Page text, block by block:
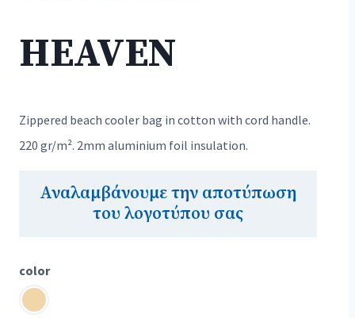
HEAVEN
Zippered beach cooler bag in cotton with cord handle.
220 gr/m². 2mm aluminium foil insulation.
Αναλαμβάνουμε την αποτύπωση
του λογοτύπου σας
color